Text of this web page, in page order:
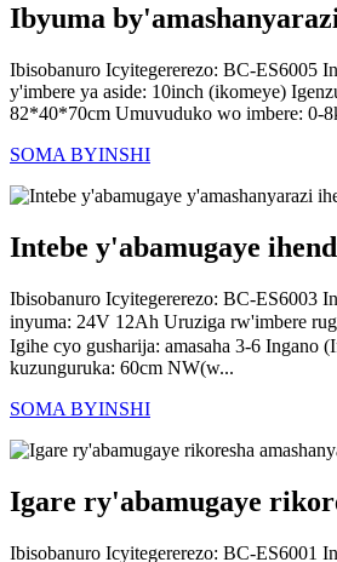
Ibyuma
Ibisobanuro Icyitegererezo: BC-ES6005
y'imbere ya aside: 10inch (ikomeye)
82*40*70cm Umuvuduko wo imbere: 0-
SOMA BYINSHI
Intebe y'abamugaye
Ibisobanuro Icyitegererezo: BC-ES6003
inyuma: 24V 12Ah Uruziga rw'imbere
Igihe cyo gusharija: amasaha 3-6
kuzunguruka: 60cm NW(w...
SOMA BYINSHI
Igare ry'abamugaye
Ibisobanuro Icyitegererezo: BC-ES6001